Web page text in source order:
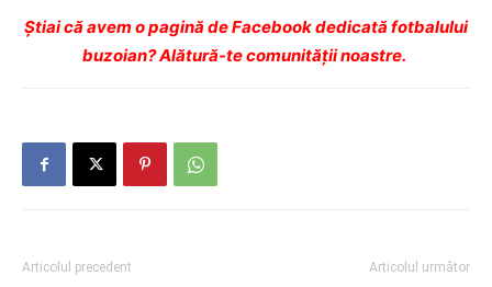
Ştiai că avem o pagină de Facebook dedicată fotbalului
buzoian? Alătură-te comunității noastre.
Articolul precedent Articolul următor